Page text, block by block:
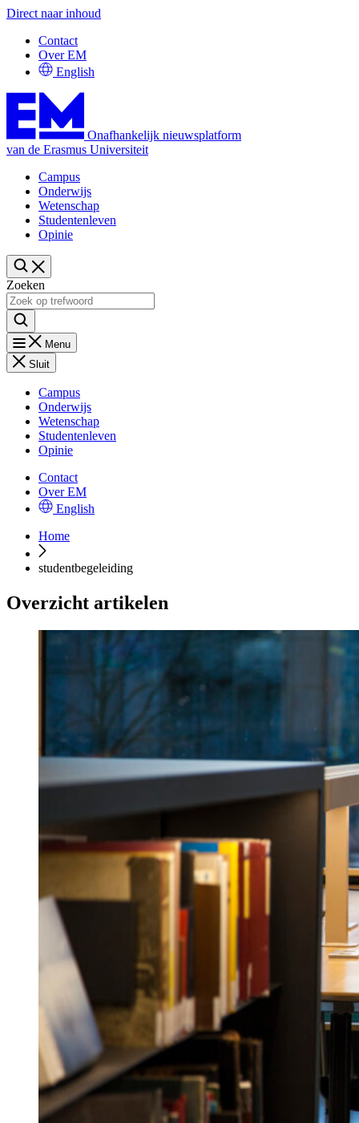
Direct naar inhoud
Contact
Over EM
English
Onafhankelijk nieuwsplatform
van de Erasmus Universiteit
Campus
Onderwijs
Wetenschap
Studentenleven
Opinie
Zoeken
Menu
Sluit
Campus
Onderwijs
Wetenschap
Studentenleven
Opinie
Contact
Over EM
English
Home
studentbegeleiding
Overzicht artikelen